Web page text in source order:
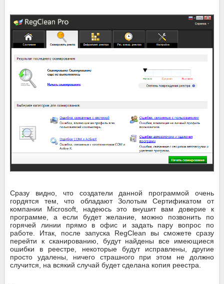
Сразу видно, что создатели данной программой очень
гордятся тем, что обладают Золотым Сертификатом от
компании Microsoft, надеюсь это внушит вам доверие к
программе, а если будет желание, можно позвонить по
горячей линии прямо в офис и задать пару вопрос по
работе. Итак, после запуска RegClean вы сможете сразу
перейти к сканированию, будут найдены все имеющиеся
ошибки в реестре, некоторые будут исправлены, другие
просто удалены, ничего страшного при этом не должно
случится, на всякий случай будет сделана копия реестра.